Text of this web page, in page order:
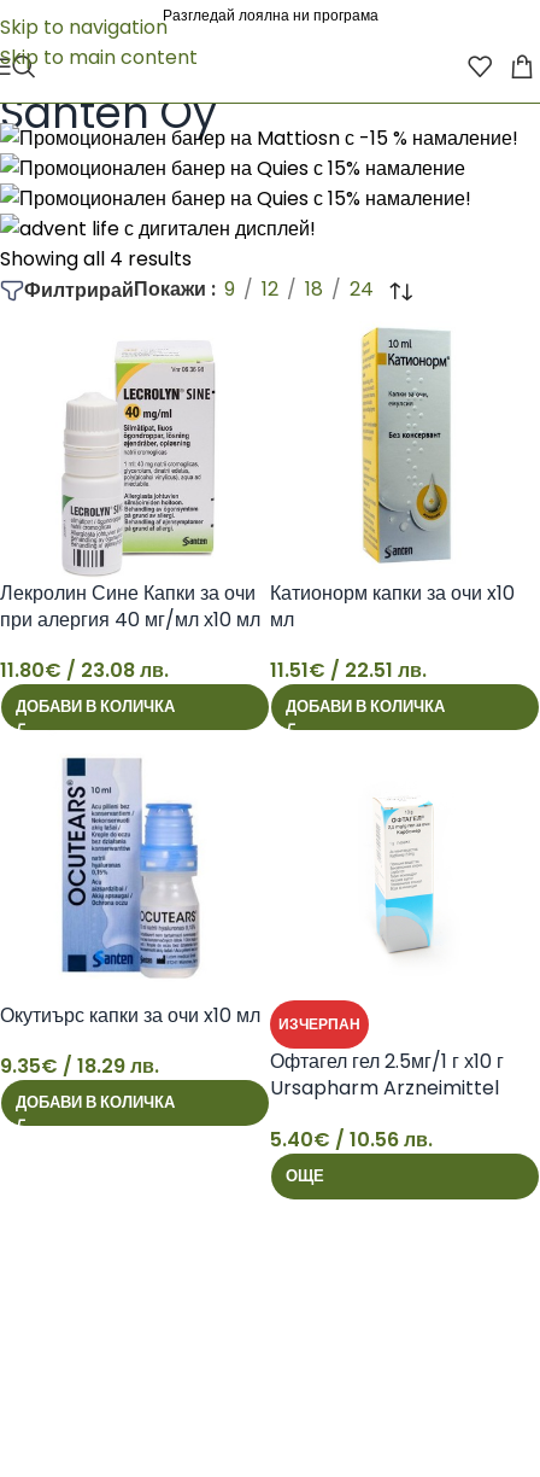
Skip to navigation
Skip to main content
Разгледай лоялна ни програма
Начало/Santen Oy
Santen Oy
Showing all 4 results
ФилтрирайПокажи 9 12 18 24
11
Лекролин Сине Капки за очи
при алергия 40 мг/мл х10 мл
11.80€ / 23.08 лв.
ДОБАВИ В КОЛИЧКА
11
Катионорм капки за очи x10
мл
11.51€ / 22.51 лв.
ДОБАВИ В КОЛИЧКА
9
Окутиърс капки за очи x10 мл
9.35€ / 18.29 лв.
ДОБАВИ В КОЛИЧКА
ИЗЧЕРПАН
5
Офтагел гел 2.5мг/1 г х10 г
Ursapharm Arzneimittel
5.40€ / 10.56 лв.
ОЩЕ